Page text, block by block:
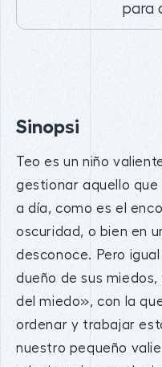
para
Sinopsi
Teo es un niño
gestionar aquello que
a día, como es el
oscuridad, o bien en
desconoce. Pero
dueño de sus
del miedo», con la
ordenar y trabajar
nuestro pequeño